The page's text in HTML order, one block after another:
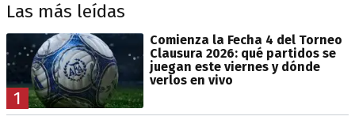
Las más leídas
1
Comienza la Fecha 4 del Torneo
Clausura 2026: qué partidos se
juegan este viernes y dónde
verlos en vivo